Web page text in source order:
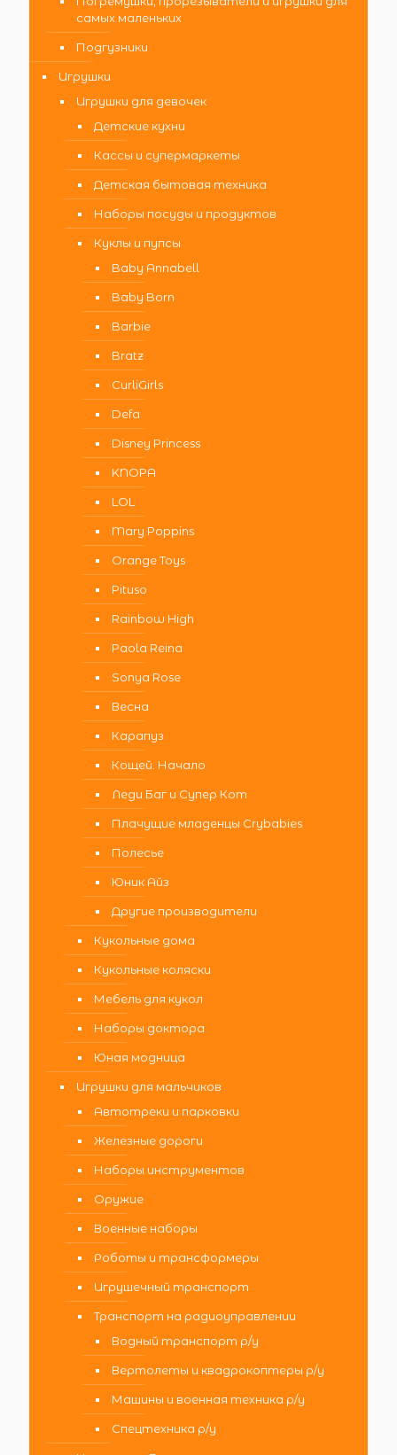
самых маленьких
Подгузники
Игрушки
Игрушки для девочек
Детские кухни
Кассы и супермаркеты
Детская бытовая техника
Наборы посуды и продуктов
Куклы и пупсы
Baby Annabell
Baby Born
Barbie
Bratz
CurliGirls
Defa
Disney Princess
KNOPA
LOL
Mary Poppins
Orange Toys
Pituso
Rainbow High
Paola Reina
Sonya Rose
Весна
Карапуз
Кощей. Начало
Леди Баг и Супер Кот
Плачущие младенцы Crybabies
Полесье
Юник Айз
Другие производители
Кукольные дома
Кукольные коляски
Мебель для кукол
Наборы доктора
Юная модница
Игрушки для мальчиков
Автотреки и парковки
Железные дороги
Наборы инструментов
Оружие
Военные наборы
Роботы и трансформеры
Игрушечный транспорт
Транспорт на радиоуправлении
Водный транспорт р/у
Вертолеты и квадрокоптеры р/у
Машины и военная техника р/у
Спецтехника р/у